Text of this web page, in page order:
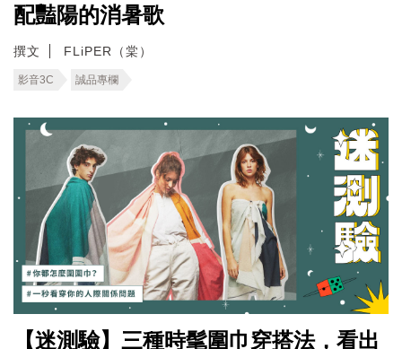
配豔陽的消暑歌
撰文 FLiPER（棠）
影音3C 誠品專欄
【迷測驗】三種時髦圍巾穿搭法，看出